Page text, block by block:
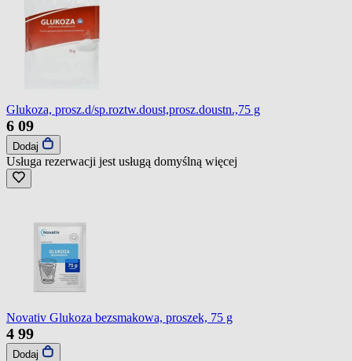
Glukoza, prosz.d/sp.roztw.doust,prosz.doustn.,75 g
6 09
Dodaj
Usługa rezerwacji jest usługą domyślną więcej
Novativ Glukoza bezsmakowa, proszek, 75 g
4 99
Dodaj